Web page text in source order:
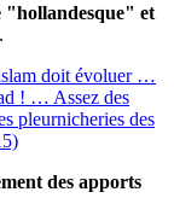
"hollandesque" et
doit évoluer …
! … Assez des
pleurnicheries des
des apports